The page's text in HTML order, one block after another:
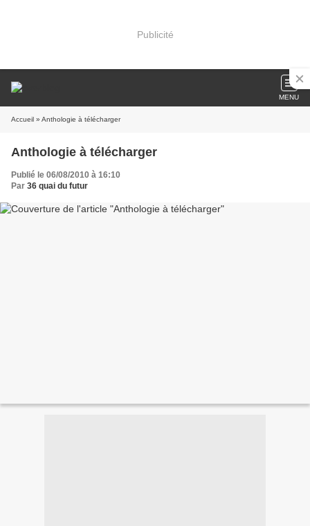
Publicité
MENU
Accueil » Anthologie à télécharger
Anthologie à télécharger
Publié le 06/08/2010 à 16:10
Par 36 quai du futur